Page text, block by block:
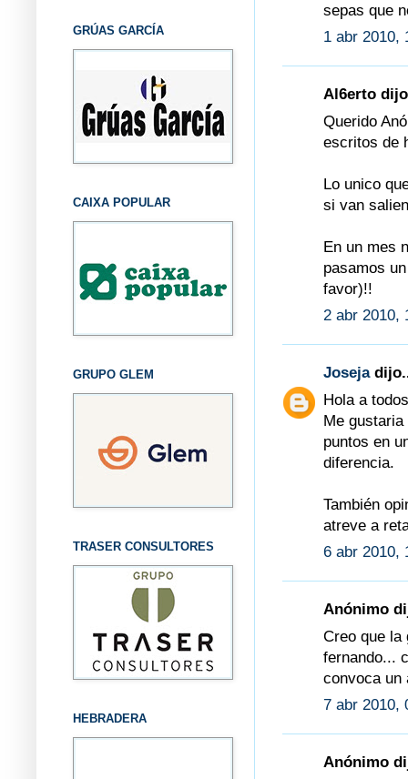
sepas que
1 abr 2010,
Al6erto
Querido
escritos de
Lo unico
si van
En un mes
pasamos
favor)!!
2 abr 2010,
Joseja
Hola a
Me
puntos en
diferencia.
También
atreve a
6 abr 2010,
Anónimo
Creo que la
fernando...
convoca un
7 abr 2010,
Anónimo
GRÚAS GARCÍA
CAIXA POPULAR
GRUPO GLEM
TRASER CONSULTORES
HEBRADERA